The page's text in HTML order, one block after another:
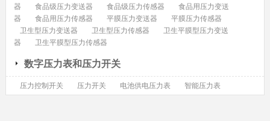
器
食品级压力变送器 食品级压力传感器
食品用压力变送
器
食品用压力传感器 平膜压力变送器
平膜压力传感器
卫生型压力变送器
卫生型压力传感器
卫生平膜型压力变送
器
卫生平膜型压力传感器
数字压力表和压力开关
压力控制开关 压力开关 电池供电压力表 智能压力表